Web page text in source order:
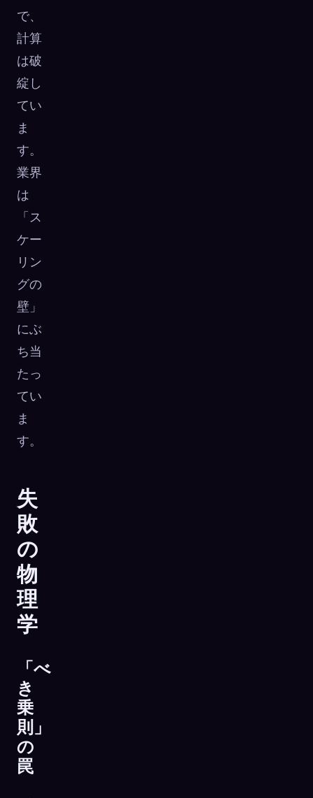
で、
計算
は破
綻し
てい
ま
す。
業界
は
「ス
ケー
リン
グの
壁」
にぶ
ち当
たっ
てい
ま
す。
失
敗
の
物
理
学
「べ
き
乗
則」
の
罠